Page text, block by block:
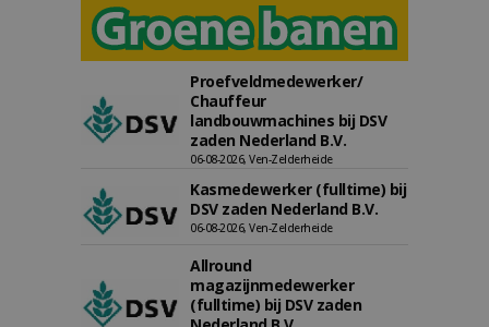
Proefveldmedewerker/
Chauffeur
landbouwmachines bij DSV
zaden Nederland B.V.
06-08-2026, Ven-Zelderheide
Kasmedewerker (fulltime) bij
DSV zaden Nederland B.V.
06-08-2026, Ven-Zelderheide
Allround
magazijnmedewerker
(fulltime) bij DSV zaden